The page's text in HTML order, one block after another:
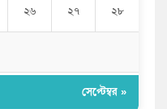
২৬ ২৭ ২৮
সেপ্টেম্বর »